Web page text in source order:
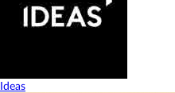
Ideas